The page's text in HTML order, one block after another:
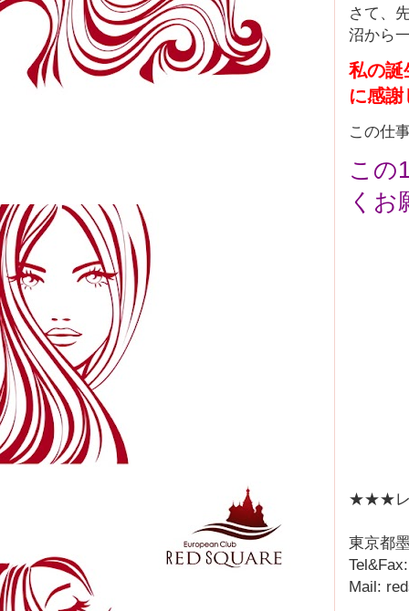
さて、
沼から
私の誕
に感
この仕
この
くお
★★★レ
東京都
Mail: